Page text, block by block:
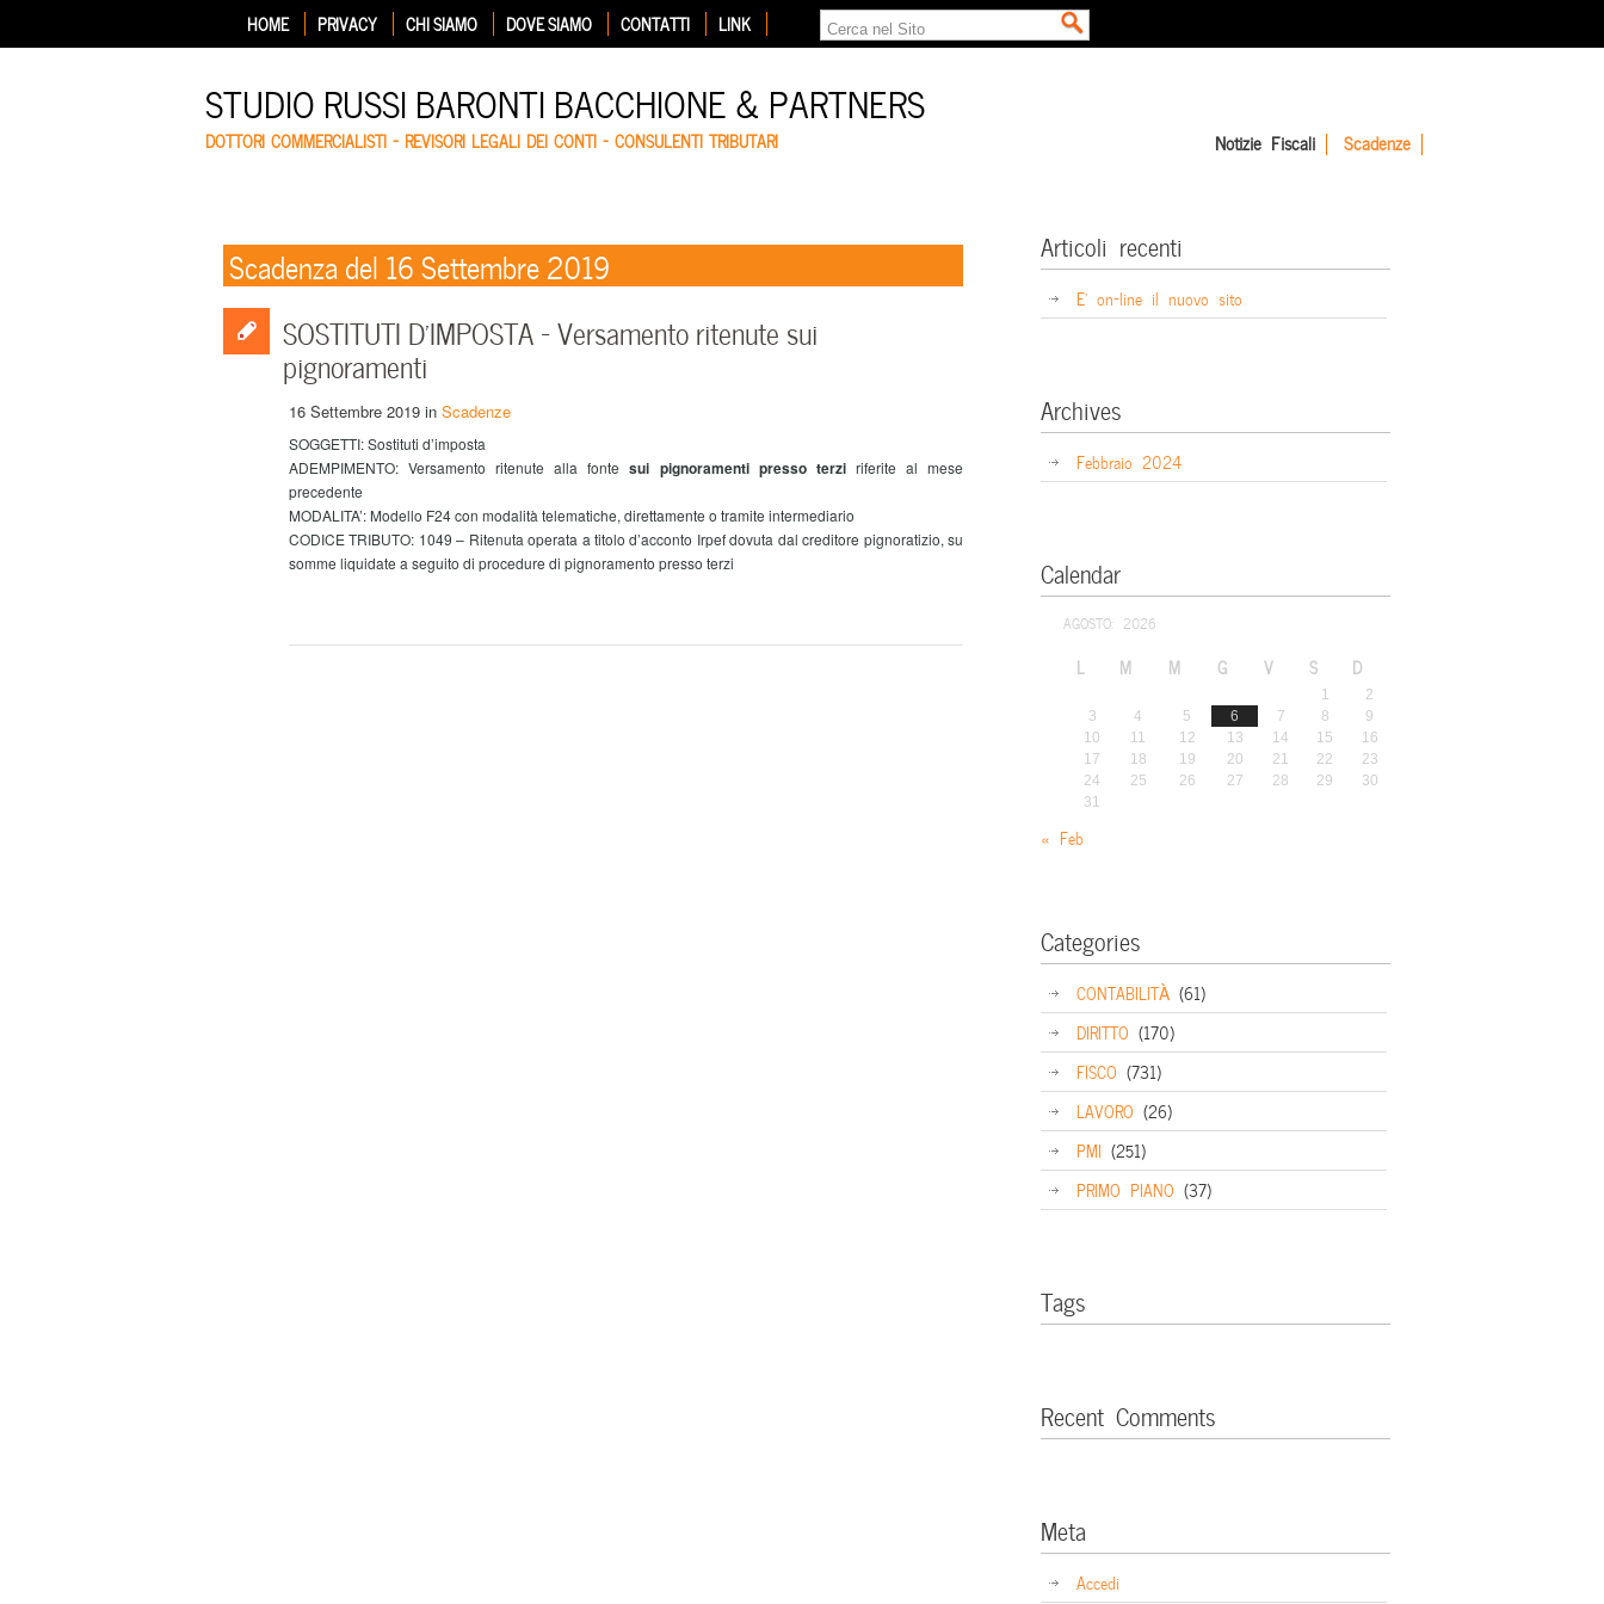
HOME PRIVACY CHI SIAMO DOVE SIAMO CONTATTI LINK
STUDIO RUSSI BARONTI BACCHIONE & PARTNERS
DOTTORI COMMERCIALISTI – REVISORI LEGALI DEI CONTI – CONSULENTI TRIBUTARI Notizie Fiscali Scadenze
Scadenza del 16 Settembre 2019
SOSTITUTI D’IMPOSTA – Versamento ritenute sui
pignoramenti
16 Settembre 2019 in Scadenze
SOGGETTI: Sostituti d’imposta
ADEMPIMENTO: Versamento ritenute alla fontesui pignoramenti presso terziriferite al mese
precedente
MODALITA’: Modello F24 con modalità telematiche, direttamente o tramite intermediario
CODICE TRIBUTO: 1049 – Ritenuta operata a titolo d’acconto Irpef dovuta dal creditore pignoratizio, su
somme liquidate a seguito di procedure di pignoramento presso terzi
Articoli recenti
E’ on-line il nuovo sito
Archives
Febbraio 2024
Calendar
AGOSTO: 2026
L M M G V S D
1
2
3
4 5 6 7 8
9
10
11 12 13 14 15
16
17
18 19 20 21 22
23
24
25 26 27 28 29
30
31
« Feb
Categories
CONTABILITÀ (61)
DIRITTO (170)
FISCO (731)
LAVORO (26)
PMI (251)
PRIMO PIANO (37)
Tags
Recent Comments
Meta
Accedi